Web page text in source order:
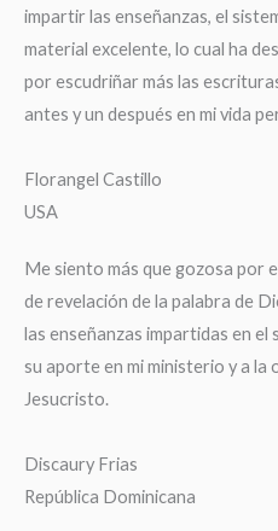
impartir las enseñanzas, el
material excelente, lo cual ha
por escudriñar más las
antes y un después en mi vida
Florangel Castillo
USA
Me siento más que gozosa por
de revelación de la palabra de
las enseñanzas impartidas en
su aporte en mi ministerio y a la
Jesucristo.
Discaury Frias
República Dominicana